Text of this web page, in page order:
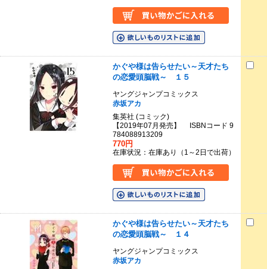
かぐや様は告らせたい～天才たち
の恋愛頭脳戦～ １５
ヤングジャンプコミックス
赤坂アカ
集英社 (コミック)
【2019年07月発売】 ISBNコード 9
784088913209
770円
在庫状況：在庫あり（1～2日で出荷）
かぐや様は告らせたい～天才たち
の恋愛頭脳戦～ １４
ヤングジャンプコミックス
赤坂アカ